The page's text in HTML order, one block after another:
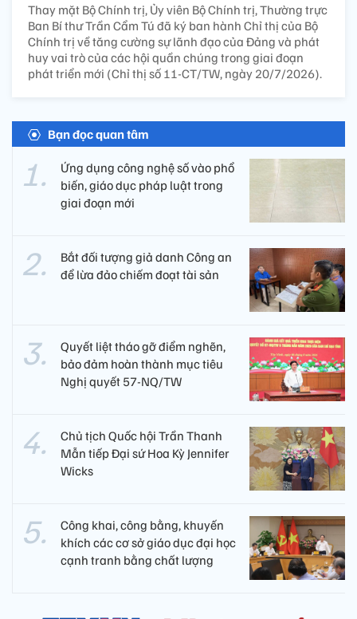
Thay mặt Bộ Chính trị, Ủy viên Bộ Chính trị, Thường trực
Ban Bí thư Trần Cẩm Tú đã ký ban hành Chỉ thị của Bộ
Chính trị về tăng cường sự lãnh đạo của Đảng và phát
huy vai trò của các hội quần chúng trong giai đoạn
phát triển mới (Chỉ thị số 11-CT/TW, ngày 20/7/2026).
Bạn đọc quan tâm
Ứng dụng công nghệ số vào phổ
biến, giáo dục pháp luật trong
giai đoạn mới
Bắt đối tượng giả danh Công an
để lừa đảo chiếm đoạt tài sản
Quyết liệt tháo gỡ điểm nghẽn,
bảo đảm hoàn thành mục tiêu
Nghị quyết 57-NQ/TW
Chủ tịch Quốc hội Trần Thanh
Mẫn tiếp Đại sứ Hoa Kỳ Jennifer
Wicks
Công khai, công bằng, khuyến
khích các cơ sở giáo dục đại học
cạnh tranh bằng chất lượng​